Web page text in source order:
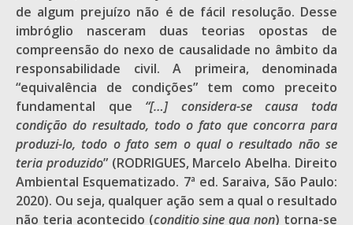
de algum prejuízo não é de fácil resolução. Desse
imbróglio nasceram duas teorias opostas de
compreensão do nexo de causalidade no âmbito da
responsabilidade civil. A primeira, denominada
“equivalência de condições” tem como preceito
fundamental que “[…] considera-se causa toda
condição do resultado, todo o fato que concorra para
produzi-lo, todo o fato sem o qual o resultado não se
teria produzido” (RODRIGUES, Marcelo Abelha. Direito
Ambiental Esquematizado. 7ª ed. Saraiva, São Paulo:
2020). Ou seja, qualquer ação sem a qual o resultado
não teria acontecido (conditio sine qua non) torna-se